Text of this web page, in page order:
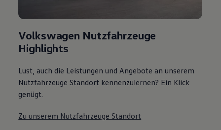
Volkswagen Nutzfahrzeuge
Highlights
Lust, auch die Leistungen und Angebote an unserem
Nutzfahrzeuge Standort kennenzulernen? Ein Klick
genügt.
Zu unserem Nutzfahrzeuge Standort